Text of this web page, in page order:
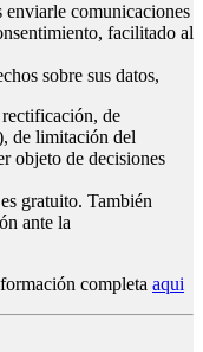
enviarle comunicaciones
facilitado al
sobre sus datos,
de
de limitación del
objeto de decisiones
gratuito. También
ante la
completa aqui